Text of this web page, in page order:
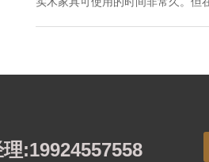
:19924557558